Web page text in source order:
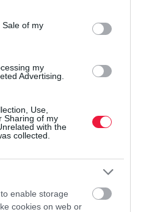
purposes in below Google
of my
my
Advertising.
Use,
Sharing of my
with the
collected.
enable storage
cookies on web or